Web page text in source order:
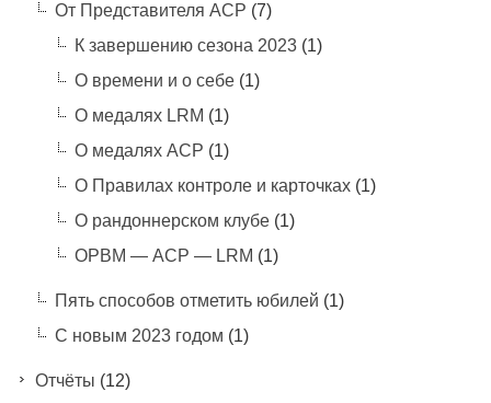
От Представителя АСР (7)
К завершению сезона 2023(1)
О времени и о себе(1)
О медалях LRM (1)
О медалях АСР (1)
О Правилах контроле и карточках(1)
О рандоннерском клубе(1)
ОРВМ — АСР — LRM (1)
Пять способов отметить юбилей (1)
С новым 2023 годом (1)
Отчёты (12)